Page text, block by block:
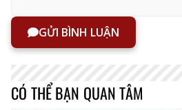
GỬI BÌNH LUẬN
CÓ THỂ BẠN QUAN TÂM